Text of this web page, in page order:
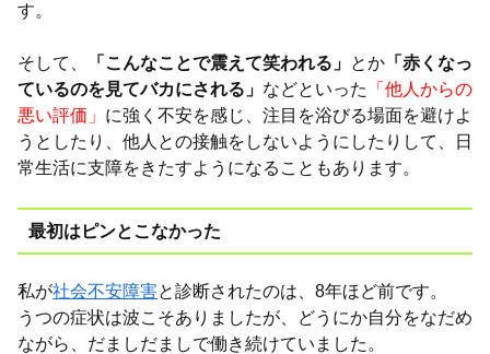
す。
そして、 「こんなことで震えて笑われる」 とか 「赤くなっ
ているのを見てバカにされる」 などといった
「他人からの
悪い評価」 に強く不安を感じ、注目を浴びる場面を避けよ
うとしたり、他人との接触をしないようにしたりして、日
常生活に支障をきたすようになることもあります。
最初はピンとこなかった
私が社会不安障害と診断されたのは、8年ほど前です。
うつの症状は波こそありましたが、どうにか自分をなだめ
ながら、 だましだましで働き続けていました。